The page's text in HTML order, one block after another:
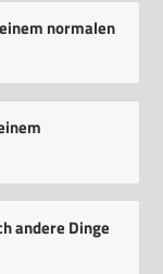
normalen
andere Dinge